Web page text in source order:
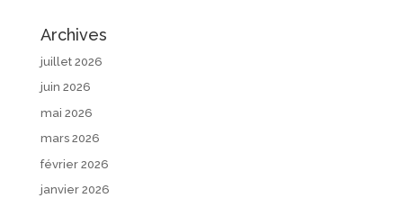
Archives
juillet 2026
juin 2026
mai 2026
mars 2026
février 2026
janvier 2026